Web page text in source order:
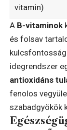
vitamin)
A B-vitaminok
és folsav
idegrendszer
antioxidáns
fenolos
szabadgyökök